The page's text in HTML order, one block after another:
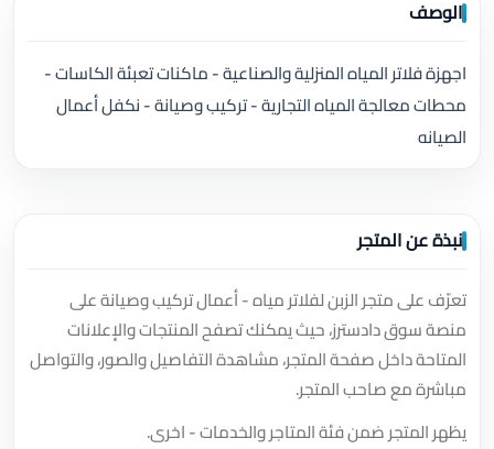
الوصف
اجهزة فلاتر المياه المنزلية والصناعية - ماكنات تعبئة الكاسات -
محطات معالجة المياه التجارية - تركيب وصيانة - نكفل أعمال
الصيانه
نبذة عن المتجر
تعرّف على متجر الزبن لفلاتر مياه - أعمال تركيب وصيانة على
منصة سوق دادسترز، حيث يمكنك تصفح المنتجات والإعلانات
المتاحة داخل صفحة المتجر، مشاهدة التفاصيل والصور، والتواصل
مباشرة مع صاحب المتجر.
يظهر المتجر ضمن فئة المتاجر والخدمات - اخرى.